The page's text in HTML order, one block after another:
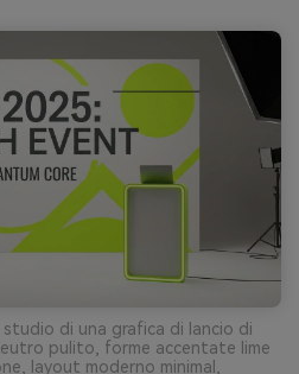
di una grafica di lancio di
pulito, forme accentate lime
layout moderno minimal,